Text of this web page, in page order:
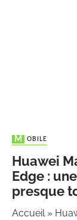
MOBILE
Huawei
Edge :
presque
Accueil»